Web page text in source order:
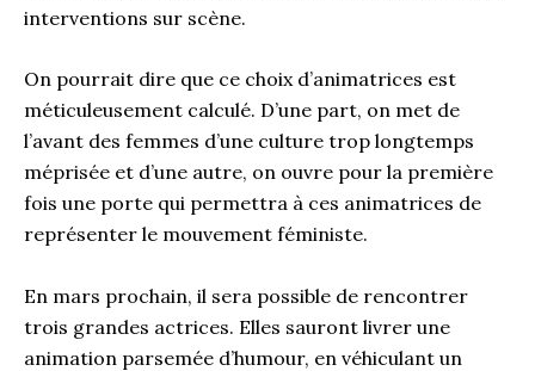
interventions sur scène.
On pourrait dire que ce choix d’animatrices est
méticuleusement calculé. D’une part, on met de
l’avant des femmes d’une culture trop longtemps
méprisée et d’une autre, on ouvre pour la première
fois une porte qui permettra à ces animatrices de
représenter le mouvement féministe.
En mars prochain, il sera possible de rencontrer
trois grandes actrices. Elles sauront livrer une
animation parsemée d’humour, en véhiculant un